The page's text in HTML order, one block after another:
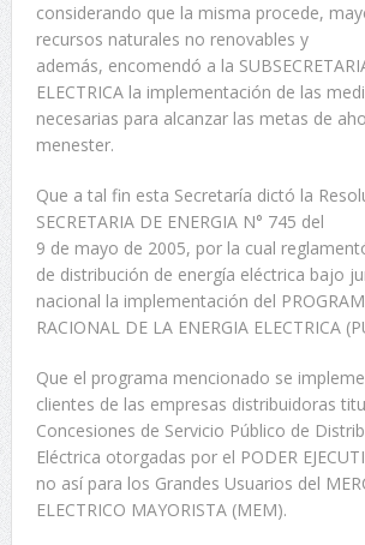
considerando que la misma procede,
recursos naturales no renovables y
además, encomendó a la
ELECTRICA la implementación de las
necesarias para alcanzar las metas de
menester.
Que a tal fin esta Secretaría dictó la
SECRETARIA DE ENERGIA N° 745 del
9 de mayo de 2005, por la cual
de distribución de energía eléctrica bajo
nacional la implementación del
RACIONAL DE LA ENERGIA ELECTRICA
Que el programa mencionado se
clientes de las empresas distribuidoras
Concesiones de Servicio Público de
Eléctrica otorgadas por el PODER
no así para los Grandes Usuarios del
ELECTRICO MAYORISTA (MEM).